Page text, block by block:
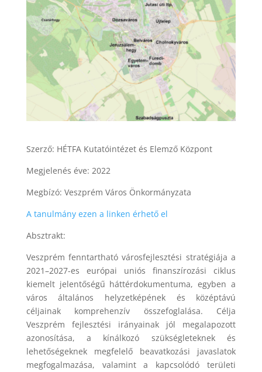
Szerző: HÉTFA Kutatóintézet és Elemző Központ
Megjelenés éve: 2022
Megbízó: Veszprém Város Önkormányzata
A tanulmány ezen a linken érhető el
Absztrakt:
Veszprém fenntartható városfejlesztési stratégiája a
2021–2027-es európai uniós finanszírozási ciklus
kiemelt jelentőségű háttérdokumentuma, egyben a
város általános helyzetképének és középtávú
céljainak komprehenzív összefoglalása. Célja
Veszprém fejlesztési irányainak jól megalapozott
azonosítása, a kínálkozó szükségleteknek és
lehetőségeknek megfelelő beavatkozási javaslatok
megfogalmazása, valamint a kapcsolódó területi